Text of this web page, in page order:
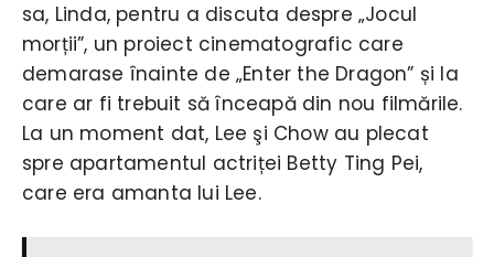
sa, Linda, pentru a discuta despre „Jocul
morții”, un proiect cinematografic care
demarase înainte de „Enter the Dragon” și la
care ar fi trebuit să înceapă din nou filmările.
La un moment dat, Lee şi Chow au plecat
spre apartamentul actriței Betty Ting Pei,
care era amanta lui Lee.